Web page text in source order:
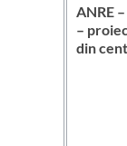
ANRE
–
din